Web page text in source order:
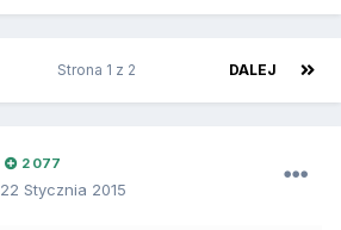
DALEJ
Strona 1 z 2
2 077
22 Stycznia 2015